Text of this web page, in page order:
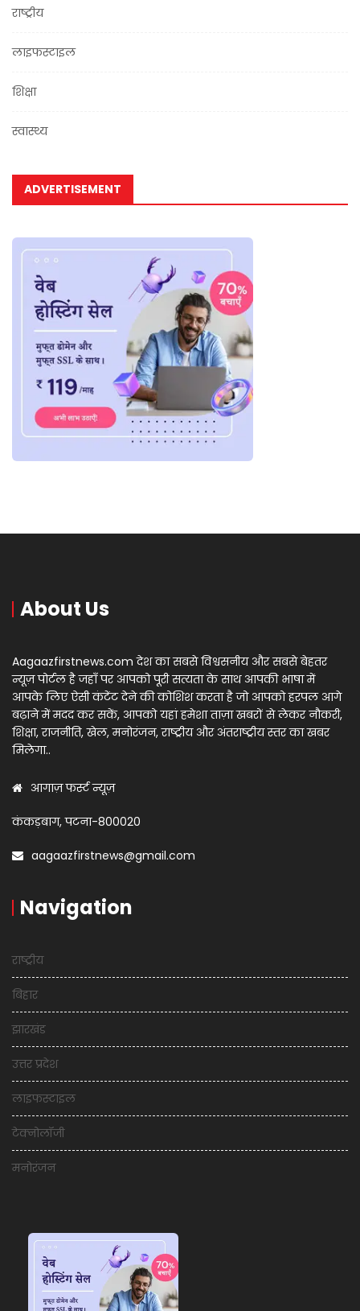
राष्ट्रीय
लाइफस्टाइल
शिक्षा
स्वास्थ्य
ADVERTISEMENT
About Us
Aagaazfirstnews.com देश का सबसे विश्वसनीय और सबसे बेहतर
न्यूज़ पोर्टल है जहाँ पर आपको पूरी सत्यता के साथ आपकी भाषा में
आपके लिए ऐसी कंटेंट देने की कोशिश करता है जो आपको हरपल आगे
बढ़ाने में मदद कर सकें, आपको यहां हमेशा ताज़ा खबरों से लेकर नौकरी,
शिक्षा, राजनीति, खेल, मनोरंजन, राष्ट्रीय और अंतराष्ट्रीय स्तर का खबर
मिलेगा..
आगाज़ फर्स्ट न्यूज़
कंकड़बाग, पटना-800020
aagaazfirstnews@gmail.com
Navigation
राष्ट्रीय
बिहार
झारखंड
उत्तर प्रदेश
लाइफस्टाइल
टेक्नोलॉजी
मनोरंजन